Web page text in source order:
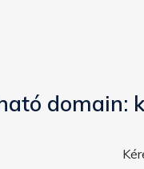
domain: